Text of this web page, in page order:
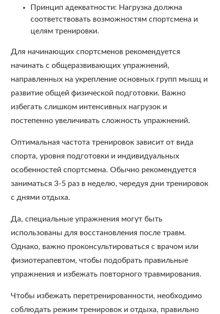
Принцип адекватности: Нагрузка должна
соответствовать возможностям спортсмена и
целям тренировки.
Для начинающих спортсменов рекомендуется
начинать с общеразвивающих упражнений,
направленных на укрепление основных групп мышц и
развитие общей физической подготовки. Важно
избегать слишком интенсивных нагрузок и
постепенно увеличивать сложность упражнений.
Оптимальная частота тренировок зависит от вида
спорта, уровня подготовки и индивидуальных
особенностей спортсмена. Обычно рекомендуется
заниматься 3-5 раз в неделю, чередуя дни тренировок
с днями отдыха.
Да, специальные упражнения могут быть
использованы для восстановления после травм.
Однако, важно проконсультироваться с врачом или
физиотерапевтом, чтобы подобрать правильные
упражнения и избежать повторного травмирования.
Чтобы избежать перетренированности, необходимо
соблюдать режим тренировок и отдыха, правильно